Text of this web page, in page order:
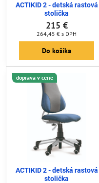
ACTIKID 2 - detská rastová
stolička
215 €
264,45 € s DPH
Do košíka
doprava v cene
ACTIKID 2 - detská rastová
stolička